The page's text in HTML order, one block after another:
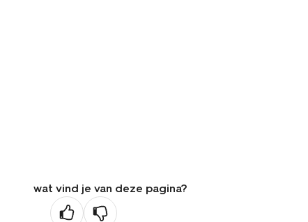
wat vind je van deze pagina?